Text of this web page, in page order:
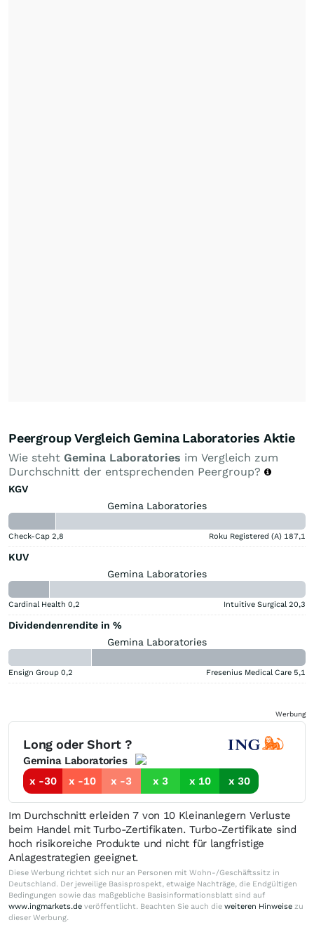
Peergroup Vergleich Gemina Laboratories Aktie
Wie steht Gemina Laboratories im Vergleich zum
Durchschnitt der entsprechenden Peergroup?
KGV
Gemina Laboratories
Check-Cap 2,8 Roku Registered (A) 187,1
KUV
Gemina Laboratories
Cardinal Health 0,2 Intuitive Surgical 20,3
Dividendenrendite in %
Gemina Laboratories
Ensign Group 0,2 Fresenius Medical Care 5,1
Werbung
Long oder Short ?
Gemina Laboratories
x -30
x -10 x -3 x 3 x 10 x 30
Im Durchschnitt erleiden 7 von 10 Kleinanlegern Verluste
beim Handel mit Turbo-Zertifikaten. Turbo-Zertifikate sind
hoch risikoreiche Produkte und nicht für langfristige
Anlagestrategien geeignet.
Diese Werbung richtet sich nur an Personen mit Wohn-/Geschäftssitz in
Deutschland. Der jeweilige Basisprospekt, etwaige Nachträge, die Endgültigen
Bedingungen sowie das maßgebliche Basisinformationsblatt sind auf
www.ingmarkets.de veröffentlicht. Beachten Sie auch die weiteren Hinweise zu
dieser Werbung.